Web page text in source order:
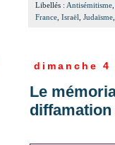
Libellés : Antisémitisme
France Israël Judaïsme
dimanche 4
Le
diffamation